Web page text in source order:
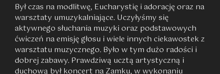
Był czas na modlitwę, Eucharystię i adorację oraz na
warsztaty umuzykalniające. Uczyłyśmy się
aktywnego słuchania muzyki oraz podstawowych
ćwiczeń na emisję głosu i wiele innych ciekawostek z
warsztatu muzycznego. Było w tym dużo radości i
dobrej zabawy. Prawdziwą ucztą artystyczną i
duchową był koncert na Zamku, w wykonaniu